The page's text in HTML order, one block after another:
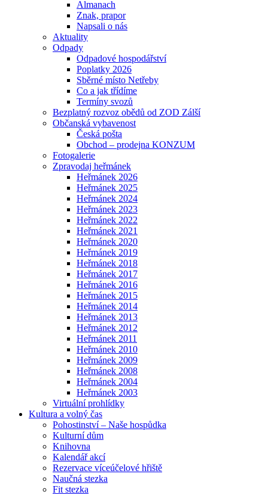
Almanach
Znak, prapor
Napsali o nás
Aktuality
Odpady
Odpadové hospodářství
Poplatky 2026
Sběrné místo Netřeby
Co a jak třídíme
Termíny svozů
Bezplatný rozvoz obědů od ZOD Zálší
Občanská vybavenost
Česká pošta
Obchod – prodejna KONZUM
Fotogalerie
Zpravodaj heřmánek
Heřmánek 2026
Heřmánek 2025
Heřmánek 2024
Heřmánek 2023
Heřmánek 2022
Heřmánek 2021
Heřmánek 2020
Heřmánek 2019
Heřmánek 2018
Heřmánek 2017
Heřmánek 2016
Heřmánek 2015
Heřmánek 2014
Heřmánek 2013
Heřmánek 2012
Heřmánek 2011
Heřmánek 2010
Heřmánek 2009
Heřmánek 2008
Heřmánek 2004
Heřmánek 2003
Virtuální prohlídky
Kultura a volný čas
Pohostinství – Naše hospůdka
Kulturní dům
Knihovna
Kalendář akcí
Rezervace víceúčelové hřiště
Naučná stezka
Fit stezka